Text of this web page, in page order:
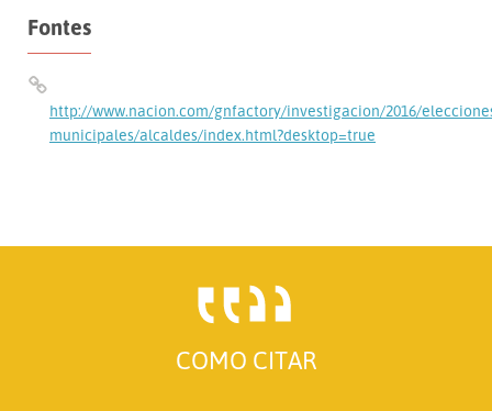
Fontes
http://www.nacion.com/gnfactory/investigacion/2016/
municipales/alcaldes/index.html?desktop=true
COMO CITAR